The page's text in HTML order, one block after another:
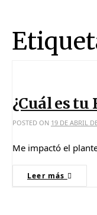
¿Cuál es tu
POSTED ON 19 DE ABRIL
Me impactó el
Leer más